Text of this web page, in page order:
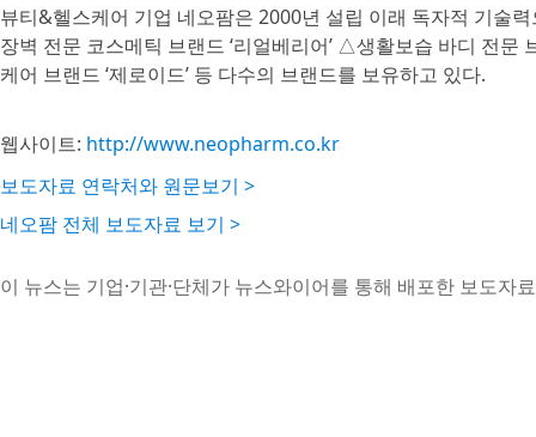
뷰티&헬스케어 기업 네오팜은 2000년 설립 이래 독자적 기술
장벽 전문 코스메틱 브랜드 ‘리얼베리어’ △생활보습 바디 전문
케어 브랜드 ‘제로이드’ 등 다수의 브랜드를 보유하고 있다.
웹사이트: http://www.neopharm.co.kr
보도자료 연락처와 원문보기 >
네오팜 전체 보도자료 보기 >
이 뉴스는 기업·기관·단체가 뉴스와이어를 통해 배포한 보도자